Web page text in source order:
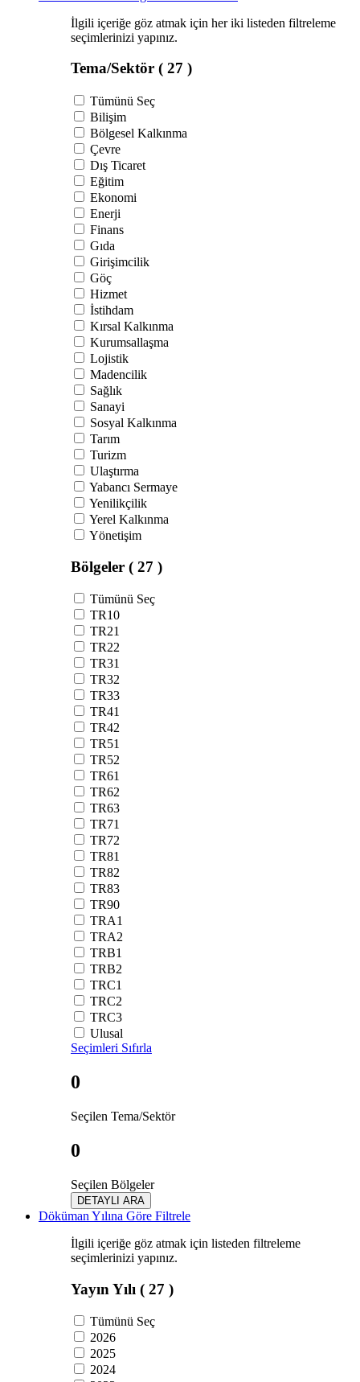
İlgili içeriğe göz atmak için her iki listeden filtreleme
seçimlerinizi yapınız.
Tema/Sektör ( 27 )
Tümünü Seç
Bilişim
Bölgesel Kalkınma
Çevre
Dış Ticaret
Eğitim
Ekonomi
Enerji
Finans
Gıda
Girişimcilik
Göç
Hizmet
İstihdam
Kırsal Kalkınma
Kurumsallaşma
Lojistik
Madencilik
Sağlık
Sanayi
Sosyal Kalkınma
Tarım
Turizm
Ulaştırma
Yabancı Sermaye
Yenilikçilik
Yerel Kalkınma
Yönetişim
Bölgeler ( 27 )
Tümünü Seç
TR10
TR21
TR22
TR31
TR32
TR33
TR41
TR42
TR51
TR52
TR61
TR62
TR63
TR71
TR72
TR81
TR82
TR83
TR90
TRA1
TRA2
TRB1
TRB2
TRC1
TRC2
TRC3
Ulusal
Seçimleri Sıfırla
0
Seçilen Tema/Sektör
0
Seçilen Bölgeler
DETAYLI ARA
Döküman Yılına Göre Filtrele
İlgili içeriğe göz atmak için listeden filtreleme
seçimlerinizi yapınız.
Yayın Yılı ( 27 )
Tümünü Seç
2026
2025
2024